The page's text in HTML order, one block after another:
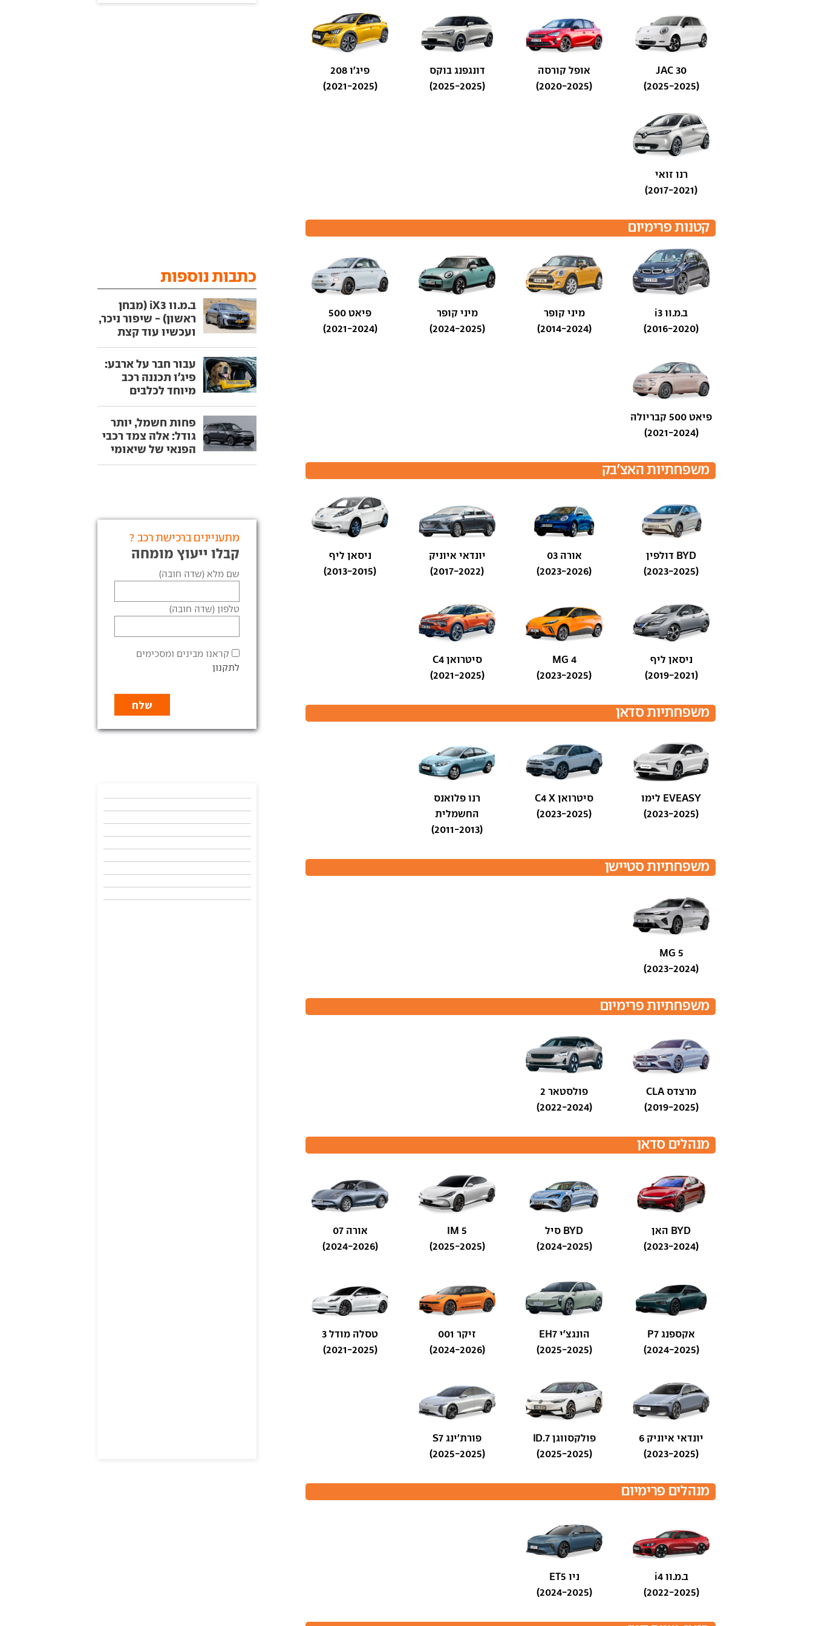
JAC 30
(2025-2025)
אופל קורסה
(2020-2025)
דונגפנג בוקס
(2025-2025)
פיג'ו 208
(2021-2025)
רנו זואי
(2017-2021)
קטנות פרימיום
ב.מ.וו i3
(2016-2020)
מיני קופר
(2014-2024)
מיני קופר
(2024-2025)
פיאט 500
(2021-2024)
פיאט 500 קבריולה
(2021-2024)
משפחתיות האצ'בק
BYD דולפין
(2023-2025)
אורה 03
(2023-2026)
יונדאי איוניק
(2017-2022)
ניסאן ליף
(2013-2015)
ניסאן ליף
(2019-2021)
MG 4
(2023-2025)
סיטרואן C4
(2021-2025)
משפחתיות סדאן
EVEASY לימו
(2023-2025)
סיטרואן C4 X
(2023-2025)
רנו פלואנס
החשמלית
(2011-2013)
משפחתיות סטיישן
MG 5
(2023-2024)
משפחתיות פרימיום
מרצדס CLA
(2019-2025)
פולסטאר 2
(2022-2024)
מנהלים סדאן
BYD האן
(2023-2024)
BYD סיל
(2024-2025)
IM 5
(2025-2025)
אורה 07
(2024-2026)
אקספנג P7
(2024-2025)
הונגצ'י EH7
(2025-2025)
זיקר 001
(2024-2026)
טסלה מודל 3
(2021-2025)
יונדאי איוניק 6
(2023-2025)
פולקסווגן ID.7
(2025-2025)
פורת'ינג S7
(2025-2025)
מנהלים פרימיום
ב.מ.וו i4
(2022-2025)
ניו ET5
(2024-2025)
כתבות נוספות
ב.מ.וו iX3 (מבחן
ראשון) - שיפור ניכר,
ועכשיו עוד קצת
עבור חבר על ארבע:
פיג'ו תכננה רכב
מיוחד לכלבים
פחות חשמל, יותר
גודל: אלה צמד רכבי
הפנאי של שיאומי
מתעניינים ברכישת רכב ?
קבלו ייעוץ מומחה
שם מלא (שדה חובה)
טלפון (שדה חובה)
קראנו מבינים ומסכימים
לתקנון